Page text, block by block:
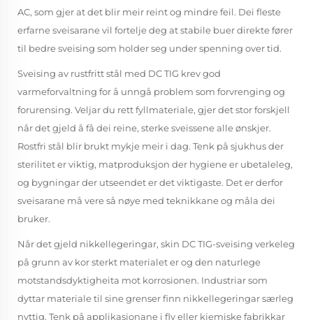
AC, som gjer at det blir meir reint og mindre feil. Dei fleste
erfarne sveisarane vil fortelje deg at stabile buer direkte fører
til bedre sveising som holder seg under spenning over tid.
Sveising av rustfritt stål med DC TIG krev god
varmeforvaltning for å unngå problem som forvrenging og
forurensing. Veljar du rett fyllmateriale, gjer det stor forskjell
når det gjeld å få dei reine, sterke sveissene alle ønskjer.
Rostfri stål blir brukt mykje meir i dag. Tenk på sjukhus der
sterilitet er viktig, matproduksjon der hygiene er ubetaleleg,
og bygningar der utseendet er det viktigaste. Det er derfor
sveisarane må vere så nøye med teknikkane og måla dei
bruker.
Når det gjeld nikkellegeringar, skin DC TIG-sveising verkeleg
på grunn av kor sterkt materialet er og den naturlege
motstandsdyktigheita mot korrosionen. Industriar som
dyttar materiale til sine grenser finn nikkellegeringar særleg
nyttig. Tenk på applikasjonane i fly eller kjemiske fabrikkar